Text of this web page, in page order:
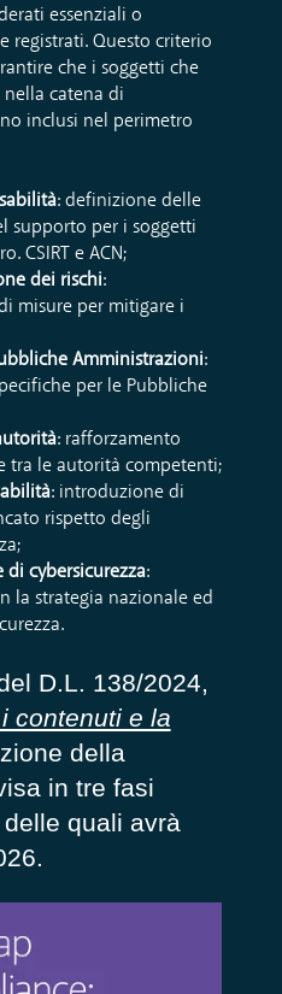
essenziali o
registrati. Questo criterio
che i soggetti che
catena di
inclusi nel perimetro
: definizione delle
supporto per i soggetti
CSIRT e ACN;
dei rischi:
misure per mitigare i
Amministrazioni:
per le Pubbliche
: rafforzamento
tra le autorità competenti;
: introduzione di
rispetto degli
di cybersicurezza:
la strategia nazionale ed
.
D.L. 138/2024,
contenuti e la
della
in tre fasi
delle quali avrà